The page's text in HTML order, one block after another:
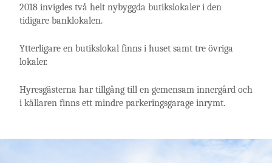
2018 invigdes två helt nybyggda butikslokaler i den
tidigare banklokalen.
Ytterligare en butikslokal finns i huset samt tre övriga
lokaler.
Hyresgästerna har tillgång till en gemensam innergård och
i källaren finns ett mindre parkeringsgarage inrymt.